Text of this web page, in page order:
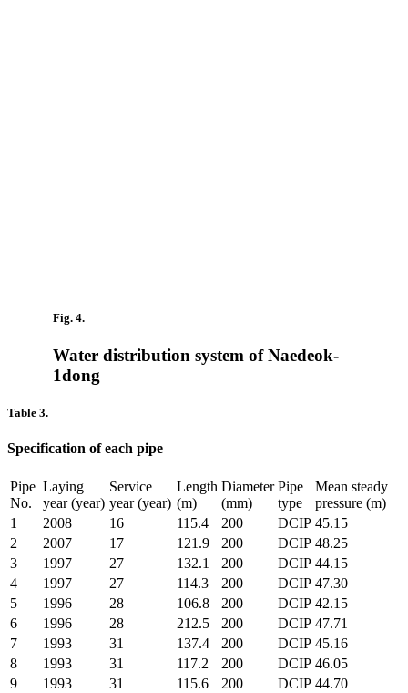
Fig. 4.
Water distribution system of Naedeok-
1dong
Table 3.
Specification of each pipe
Pipe
No.
Laying
year (year)
Service
year (year)
Length
(m)
Diameter
(mm)
Pipe
type
Mean steady
pressure (m)
1
2008 16 115.4 200 DCIP 45.15
2
2007 17 121.9 200 DCIP 48.25
3
1997 27 132.1 200 DCIP 44.15
4
1997 27 114.3 200 DCIP 47.30
5
1996 28 106.8 200 DCIP 42.15
6
1996 28 212.5 200 DCIP 47.71
7
1993 31 137.4 200 DCIP 45.16
8
1993 31 117.2 200 DCIP 46.05
9
1993 31 115.6 200 DCIP 44.70